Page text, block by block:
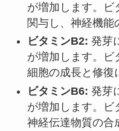
が増加します。ビ
関与し、神経機能
ビタミンB2: 発芽
が増加します。ビ
細胞の成長と修復
ビタミンB6: 発芽
が増加します。ビ
神経伝達物質の合